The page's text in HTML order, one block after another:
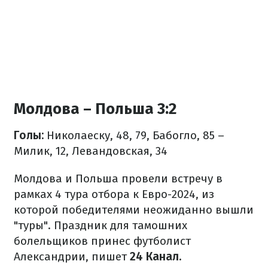
Молдова – Польша 3:2
Голы: Николаеску, 48, 79, Бабогло, 85 –
Милик, 12, Левандовская, 34
Молдова и Польша провели встречу в
рамках 4 тура отбора к Евро-2024, из
которой победителями неожиданно вышли
"туры". Праздник для тамошних
болельщиков принес футболист
Александрии, пишет24 Канал.